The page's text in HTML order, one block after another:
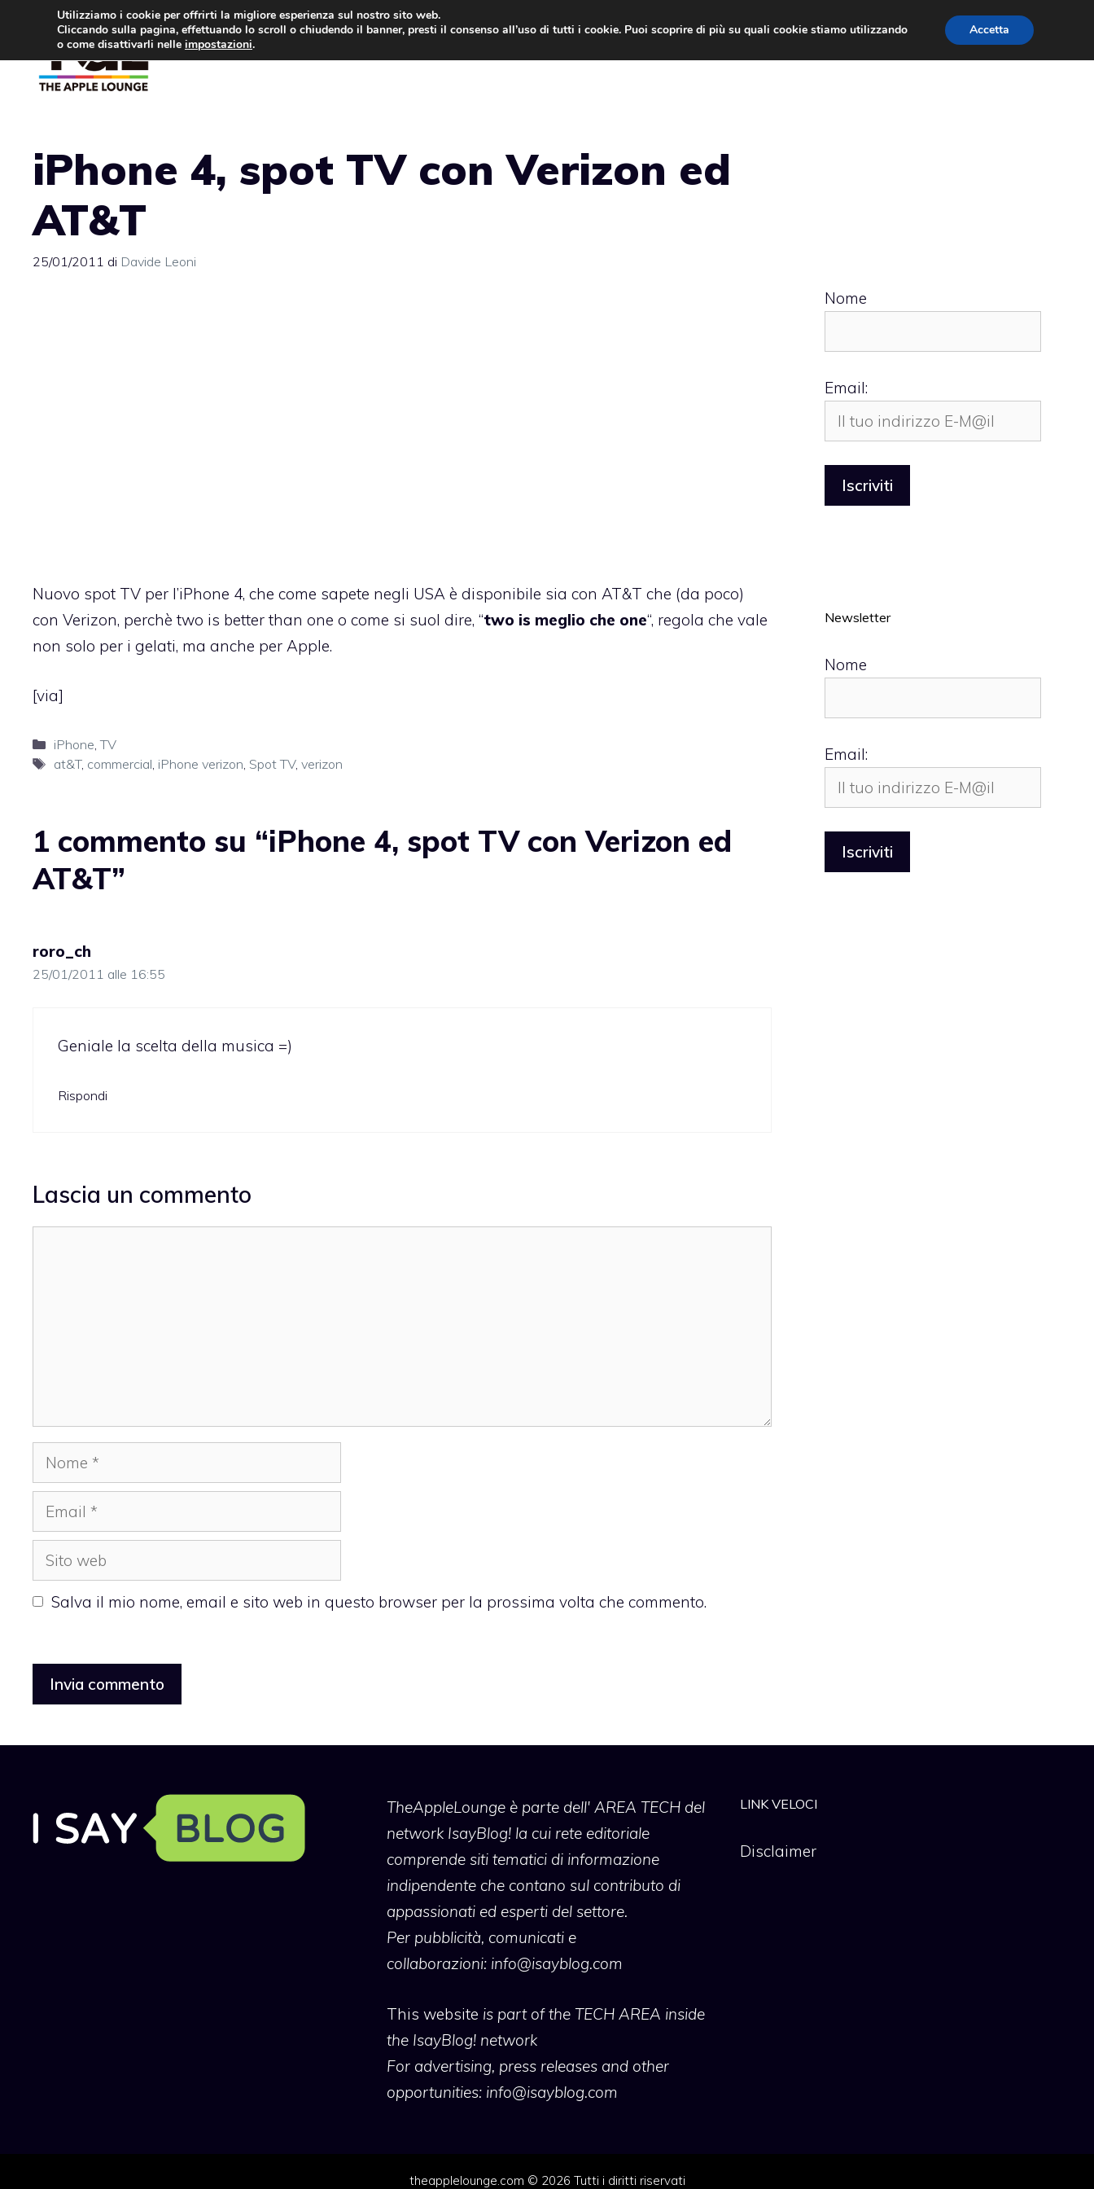
contenuto
iPhone 4, spot TV con Verizon ed
AT&T
25/01/2011 di Davide Leoni
Nuovo spot TV per l’iPhone 4, che come sapete negli USA è disponibile sia con AT&T che (da poco)
con Verizon, perchè two is better than one o come si suol dire, “two is meglio che one“, regola che vale
non solo per i gelati, ma anche per Apple.
[via]
Categorie
iPhone,TV
Tag
at&T, commercial, iPhone verizon, Spot TV, verizon
1 commento su “iPhone 4, spot TV con Verizon ed
AT&T”
roro_ch
25/01/2011 alle 16:55
Geniale la scelta della musica =)
Rispondi
Lascia un commento
Nome
Email
Sito
web
Salva il mio nome, email e sito web in questo browser per la prossima volta che commento.
Nome
Email:
Newsletter
Nome
Email:
TheAppleLoungeè parte dell' AREA TECH del
network IsayBlog! la cui rete editoriale
comprende siti tematici di informazione
indipendente che contano sul contributo di
appassionati ed esperti del settore.
Per pubblicità, comunicati e
collaborazioni: info@isayblog.com
This website is part of the TECH AREA inside
the IsayBlog! network
For advertising, press releases and other
opportunities: info@isayblog.com
LINK VELOCI
Disclaimer
theapplelounge.com © 2026 Tutti i diritti riservati
Utilizziamo i cookie per offrirti la migliore esperienza sul nostro sito web.
Cliccando sulla pagina, effettuando lo scroll o chiudendo il banner, presti il consenso all’uso di tutti i cookie. Puoi scoprire di più su quali cookie stiamo utilizzando
o come disattivarli nelle impostazioni.
Accetta